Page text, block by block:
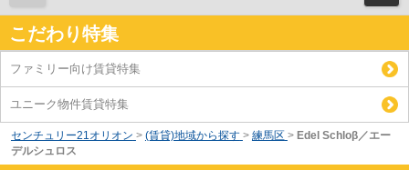
こだわり特集
ファミリー向け賃貸特集
ユニーク物件賃貸特集
センチュリー21オリオン > (賃貸)地域から探す > 練馬区 > Edel Schloβ／エー
デルシュロス